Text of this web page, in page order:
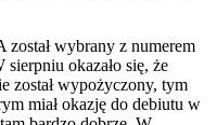
wybrany z numerem
okazało się, że
został wypożyczony, tym
miał okazję do debiutu w